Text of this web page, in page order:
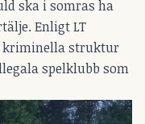
ska i somras ha
Enligt LT
kriminella struktur
spelklubb som